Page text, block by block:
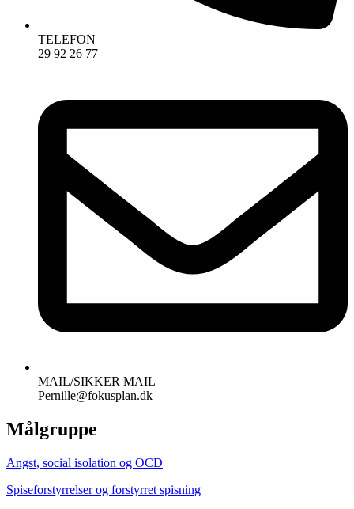
TELEFON
29 92 26 77
MAIL/SIKKER MAIL
Pernille@fokusplan.dk
Målgruppe
Angst, social isolation og OCD
Spiseforstyrrelser og forstyrret spisning